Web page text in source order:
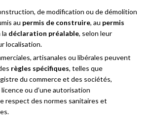
de modification ou de démolition
au permis de construire, au permis
la déclaration préalable, selon leur
localisation.
artisanales ou libérales peuvent
règles spécifiques, telles que
du commerce et des sociétés,
licence ou d’une autorisation
respect des normes sanitaires et